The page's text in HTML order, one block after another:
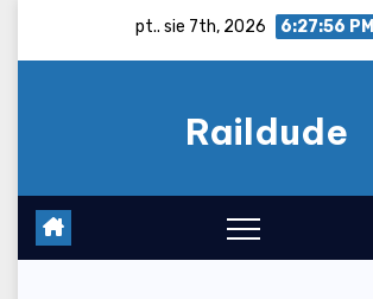
pt.. sie 7th, 2026 6:27:57 PM
Raildude